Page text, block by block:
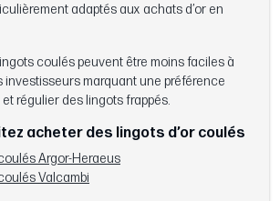
adaptés aux achats d’or en
coulés peuvent être moins faciles à
investisseurs marquant une préférence
et régulier des lingots frappés.
acheter des lingots d’or coulés
Argor-Heraeus
Valcambi